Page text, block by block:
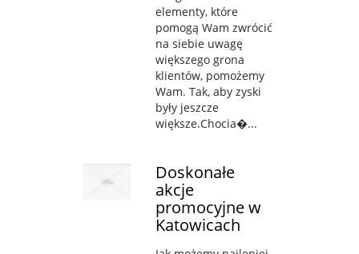
elementy, które
pomogą Wam zwrócić
na siebie uwagę
większego grona
klientów, pomożemy
Wam. Tak, aby zyski
były jeszcze
większe.Chocia�...
Doskonałe
akcje
promocyjne w
Katowicach